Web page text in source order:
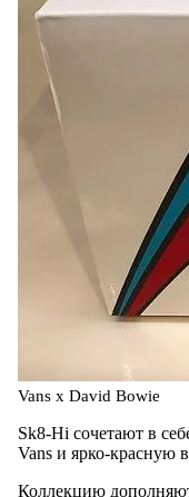
Vans x David Bowie
Sk8-Hi сочетают в
Vans и ярко-красную
Коллекцию